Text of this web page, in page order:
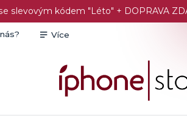
slevovým kódem "Léto" + DOPRAVA
Více